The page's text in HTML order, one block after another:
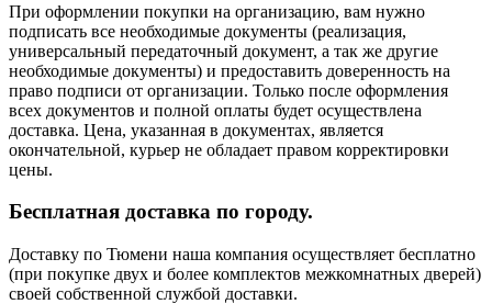
При оформлении покупки на организацию, вам нужно
подписать все необходимые документы (реализация,
универсальный передаточный документ, а так же другие
необходимые документы) и предоставить доверенность на
право подписи от организации. Только после оформления
всех документов и полной оплаты будет осуществлена
доставка. Цена, указанная в документах, является
окончательной, курьер не обладает правом корректировки
цены.
Бесплатная доставка по городу.
Доставку по Тюмени наша компания осуществляет бесплатно
(при покупке двух и более комплектов межкомнатных дверей)
своей собственной службой доставки.